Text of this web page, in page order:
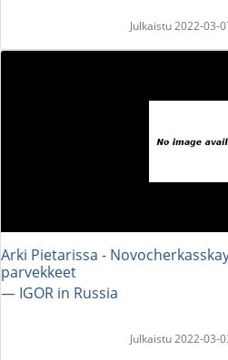
Julkaistu 2022-03-
Arki Pietarissa -
parvekkeet
― IGOR in Russia
Julkaistu 2022-03-